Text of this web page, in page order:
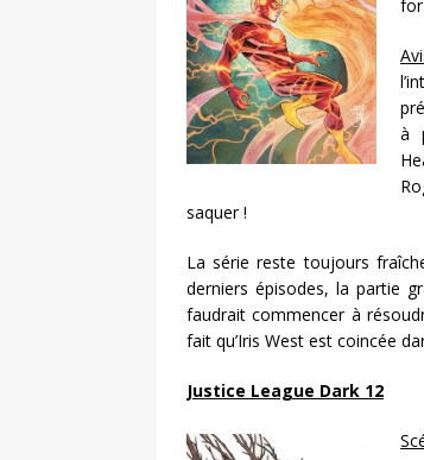
for
à
saquer !
La série reste toujours
derniers épisodes, la partie
faudrait commencer à
fait qu’Iris West est coincée
Justice League Dark 12